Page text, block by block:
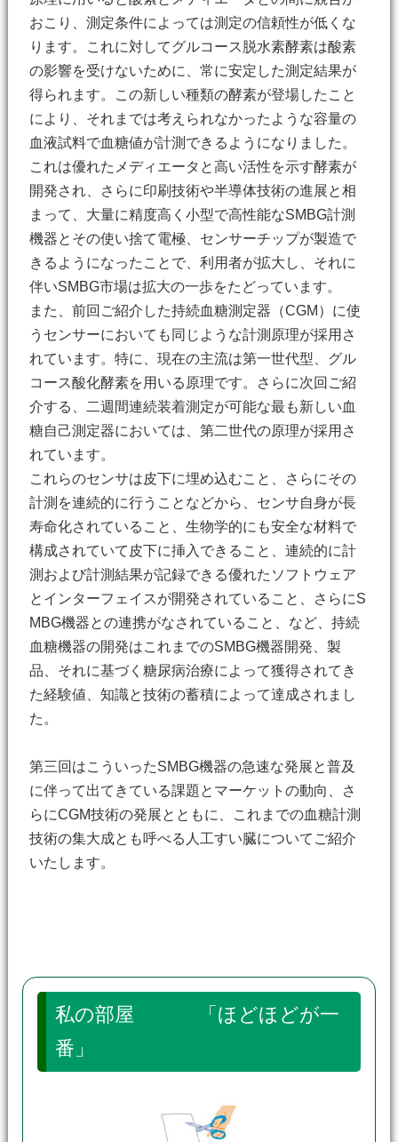
おこり、測定条件によっては測定の信頼性が低くな
ります。これに対してグルコース脱水素酵素は酸素
の影響を受けないために、常に安定した測定結果が
得られます。この新しい種類の酵素が登場したこと
により、それまでは考えられなかったような容量の
血液試料で血糖値が計測できるようになりました。
これは優れたメディエータと高い活性を示す酵素が
開発され、さらに印刷技術や半導体技術の進展と相
まって、大量に精度高く小型で高性能なSMBG計測
機器とその使い捨て電極、センサーチップが製造で
きるようになったことで、利用者が拡大し、それに
伴いSMBG市場は拡大の一歩をたどっています。
また、前回ご紹介した持続血糖測定器（CGM）に使
うセンサーにおいても同じような計測原理が採用さ
れています。特に、現在の主流は第一世代型、グル
コース酸化酵素を用いる原理です。さらに次回ご紹
介する、二週間連続装着測定が可能な最も新しい血
糖自己測定器においては、第二世代の原理が採用さ
れています。
これらのセンサは皮下に埋め込むこと、さらにその
計測を連続的に行うことなどから、センサ自身が長
寿命化されていること、生物学的にも安全な材料で
構成されていて皮下に挿入できること、連続的に計
測および計測結果が記録できる優れたソフトウェア
とインターフェイスが開発されていること、さらにS
MBG機器との連携がなされていること、など、持続
血糖機器の開発はこれまでのSMBG機器開発、製
品、それに基づく糖尿病治療によって獲得されてき
た経験値、知識と技術の蓄積によって達成されまし
た。
第三回はこういったSMBG機器の急速な発展と普及
に伴って出てきている課題とマーケットの動向、さ
らにCGM技術の発展とともに、これまでの血糖計測
技術の集大成とも呼べる人工すい臓についてご紹介
いたします。
私の部屋 「ほどほどが一
番」